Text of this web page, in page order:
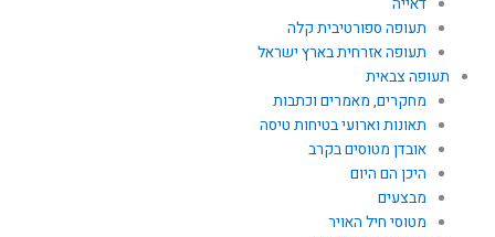
דאייה
תעופה ספורטיבית קלה
תעופה אזרחית בארץ ישראל
תעופה צבאית
מחקרים, מאמרים וכתבות
תאונות וארועי בטיחות טיסה
אובדן מטוסים בקרב
היכן הם היום
מבצעים
מטוסי חיל האויר